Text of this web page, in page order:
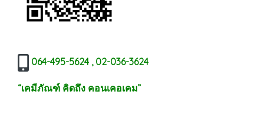
064-495-5624 , 02-036-3624
“เคมีภัณฑ์ คิดถึง คอนเคอเคม”